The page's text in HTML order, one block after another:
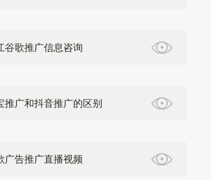
谷歌推广信息咨询
推广和抖音推广的区别
广告推广直播视频